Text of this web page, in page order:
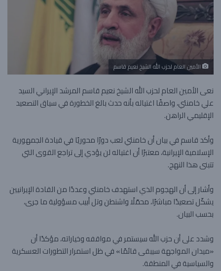
الأمين العام ل​حزب الله​ الشيخ ​نعيم قاسم
نعى الأمين العام لحزب الله الشيخ نعيم قاسم المرشد الإيراني السيد
علي خامنئي، واصفًا اغتياله بأنه حدث بالغ الخطورة في سياق التصعيد
الإقليمي الراهن.
وأكد قاسم في بيان أن خامنئي لعب دورًا محوريًا في قيادة الجمهورية
الإسلامية الإيرانية، معتبرًا أن اغتياله لن يؤدي إلى تراجع القوى التي
تتبنى هذا النهج.
وأشار إلى أن الهجوم الذي استهدف خامنئي وعددًا من القادة الإيرانيين
يشكّل تصعيدًا مباشرًا، محمّلًا واشنطن وتل أبيب مسؤولية ما جرى،
بحسب البيان.
وشدد على أن حزب الله سيستمر في مواقفه وخياراته، مؤكدًا أن
«ميدان المواجهة سيبقى قائمًا» في ظل استمرار التطورات العسكرية
والسياسية في المنطقة.